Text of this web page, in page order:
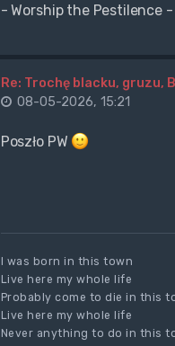
- Worship the Pestilence
Re: Trochę blacku, gruzu,
08-05-2026, 15:21
Poszło PW
I was born in this town
Live here my whole life
Probably come to die in this
Live here my whole life
Never anything to do in this